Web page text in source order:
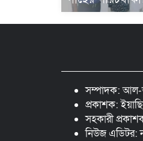
সম্পাদক: আল-
প্রকাশক:
সহকারী
নিউজ এডিটর: